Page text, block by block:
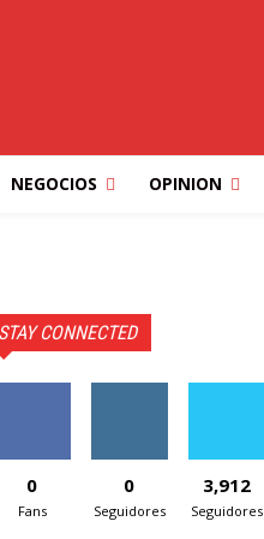
NEGOCIOS OPINION
STAY CONNECTED
0
Fans
0
Seguidores
3,912
Seguidores